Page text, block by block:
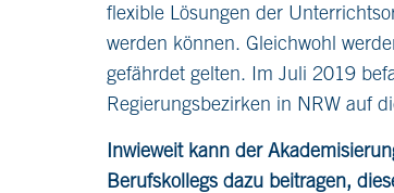
flexible Lösungen der
werden können. Gleichwohl
gefährdet gelten. Im Juli 2019
Regierungsbezirken in NRW auf
Inwieweit kann der
Berufskollegs dazu beitragen,